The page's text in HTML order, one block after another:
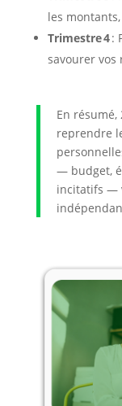
les
Trimestre 4:
savourer vos
En résumé,
reprendre
— budget,
incitatifs —